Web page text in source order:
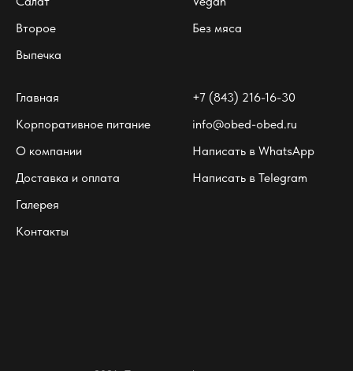
Второе
Выпечка
Без мяса
Главная
Корпоративное питание
О компании
Доставка и оплата
Галерея
Контакты
+7 (843) 216-16-30
info@obed-obed.ru
Написать в WhatsApp
Написать в Telegram